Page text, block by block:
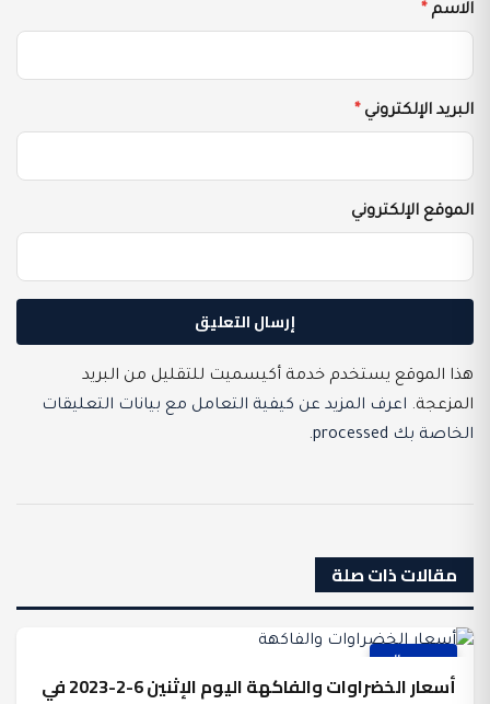
الاسم *
البريد الإلكتروني *
الموقع الإلكتروني
هذا الموقع يستخدم خدمة أكيسميت للتقليل من البريد
المزعجة. اعرف المزيد عن كيفية التعامل مع بيانات التعليقات
الخاصة بك processed
.
مقالات ذات صلة
أسعار الخضراوات والفاكهة اليوم الإثنين 6-2-2023 في